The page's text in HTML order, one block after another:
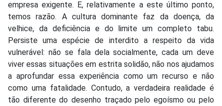
empresa exigente. E, relativamente a este último ponto,
temos razão. A cultura dominante faz da doença, da
velhice, da deficiência e do limite um completo tabu.
Persiste uma espécie de interdito a respeito da vida
vulnerável: não se fala dela socialmente, cada um deve
viver essas situações em estrita solidão, não nos ajudamos
a aprofundar essa experiência como um recurso e não
como uma fatalidade. Contudo, a verdadeira realidade é
tão diferente do desenho traçado pelo egoísmo ou pelo